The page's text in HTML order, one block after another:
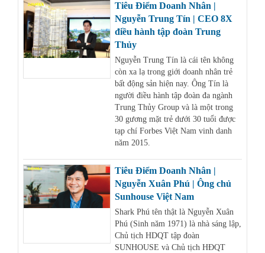
Tiêu Điểm Doanh Nhân |
Nguyễn Trung Tín | CEO 8X
điều hành tập đoàn Trung
Thủy
Nguyễn Trung Tín là cái tên không
còn xa lạ trong giới doanh nhân trẻ
bất động sản hiện nay. Ông Tín là
người điều hành tập đoàn đa ngành
Trung Thủy Group và là một trong
30 gương mặt trẻ dưới 30 tuổi được
tạp chí Forbes Việt Nam vinh danh
năm 2015.
Tiêu Điểm Doanh Nhân |
Nguyễn Xuân Phú | Ông chủ
Sunhouse Việt Nam
Shark Phú tên thật là Nguyễn Xuân
Phú (Sinh năm 1971) là nhà sáng lập,
Chủ tịch HDQT tập đoàn
SUNHOUSE và Chủ tịch HĐQT